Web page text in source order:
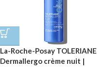
La-Roche-Posay TOLERIANE
Dermallergo crème nuit |